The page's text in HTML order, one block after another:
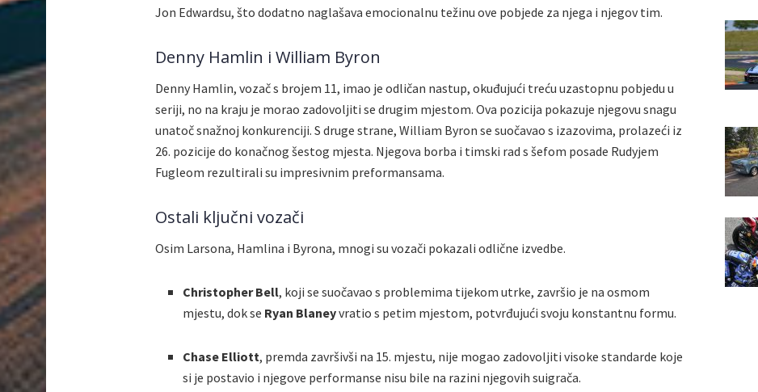
Jon Edwardsu, što dodatno naglašava emocionalnu težinu ove pobjede za njega i njegov tim.
Denny Hamlin i William Byron
Denny Hamlin, vozač s brojem 11, imao je odličan nastup, okuđujući treću uzastopnu pobjedu u
seriji, no na kraju je morao zadovoljiti se drugim mjestom. Ova pozicija pokazuje njegovu snagu
unatoč snažnoj konkurenciji. S druge strane, William Byron se suočavao s izazovima, prolazeći iz
26. pozicije do konačnog šestog mjesta. Njegova borba i timski rad s šefom posade Rudyjem
Fugleom rezultirali su impresivnim preformansama.
Ostali ključni vozači
Osim Larsona, Hamlina i Byrona, mnogi su vozači pokazali odlične izvedbe.
Christopher Bell, koji se suočavao s problemima tijekom utrke, završio je na osmom
mjestu, dok se Ryan Blaneyvratio s petim mjestom, potvrđujući svoju konstantnu formu.
Chase Elliott, premda završivši na 15. mjestu, nije mogao zadovoljiti visoke standarde koje
si je postavio i njegove performanse nisu bile na razini njegovih suigrača.